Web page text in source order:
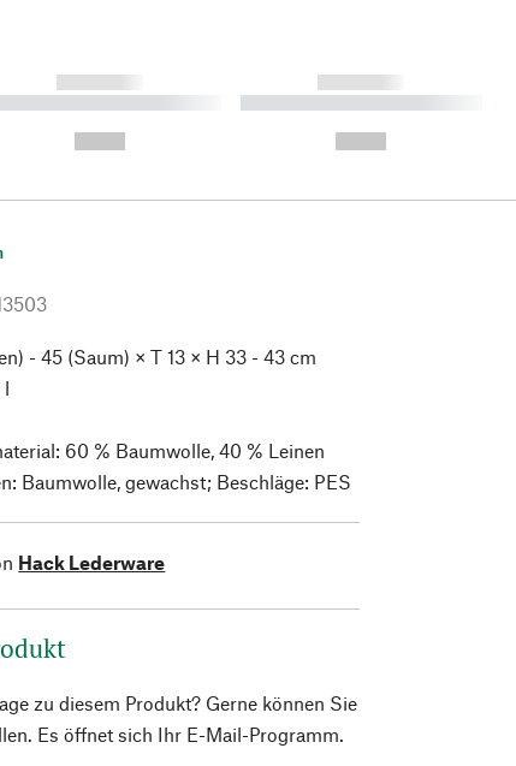
------------
----------- ----------
------------
----------- ----------- ----------
- 45 (Saum) × T 13 × H 33 - 43 cm
l
60 % Baumwolle, 40 % Leinen
Baumwolle, gewachst; Beschläge: PES
Hack Lederware
zu diesem Produkt? Gerne können Sie
Es öffnet sich Ihr E-Mail-Programm.